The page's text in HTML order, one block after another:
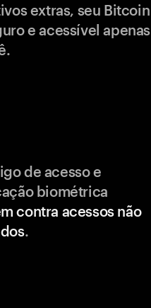
extras, seu Bitcoin
e acessível apenas
de acesso e
biométrica
contra acessos não
.